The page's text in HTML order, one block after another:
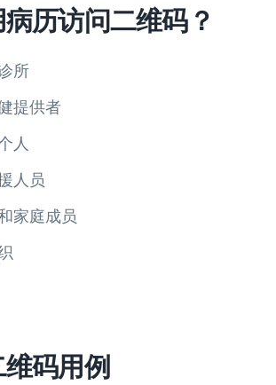
历访问二维码？
所
提供者
人
人员
家庭成员
码用例